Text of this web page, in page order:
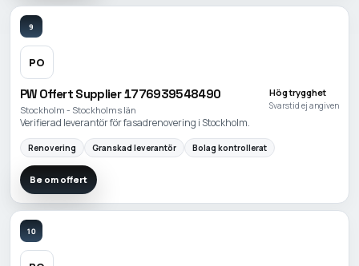
9
PO
PW Offert Supplier 1776939548490
Stockholm - Stockholms län
Hög trygghet
Svarstid ej angiven
Verifierad leverantör för fasadrenovering i Stockholm.
Renovering Granskad leverantör Bolag kontrollerat
Be om offert
10